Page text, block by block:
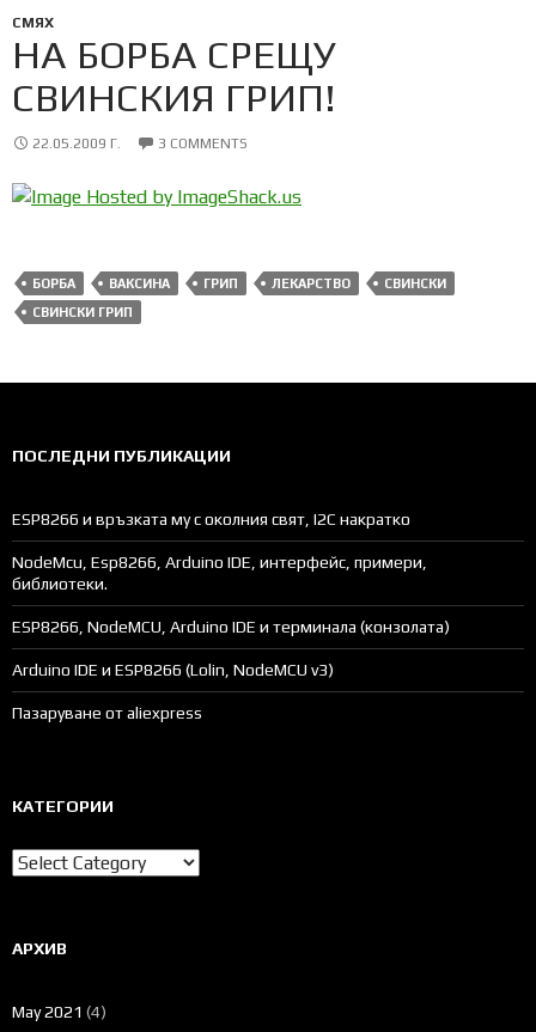
СМЯХ
НА БОРБА СРЕЩУ
СВИНСКИЯ ГРИП!
22.05.2009 Г. 3 COMMENTS
БОРБА ВАКСИНА ГРИП ЛЕКАРСТВО
СВИНСКИ
СВИНСКИ ГРИП
ПОСЛЕДНИ ПУБЛИКАЦИИ
ESP8266 и връзката му с околния свят, I2C накратко
NodeMcu, Esp8266, Arduino IDE, интерфейс, примери,
библиотеки.
ESP8266, NodeMCU, Arduino IDE и терминала (конзолата)
Arduino IDE и ESP8266 (Lolin, NodeMCU v3)
Пазаруване от aliexpress
КАТЕГОРИИ
Категории
АРХИВ
May 2021 (4)